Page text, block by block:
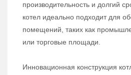
производительность и долгий
котел идеально подходит для
помещений, таких как
или торговые площади.
Инновационная конструкция